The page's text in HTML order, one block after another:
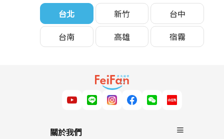
台北 新竹
台中
台南
高雄 宿霧
關於我們